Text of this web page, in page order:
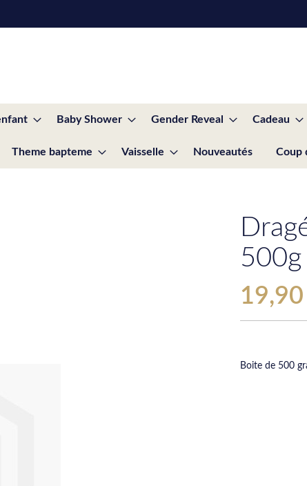
Baby Shower Gender Reveal Cadeau
Theme bapteme Vaisselle Nouveautés Coup
500g
Boite de 500